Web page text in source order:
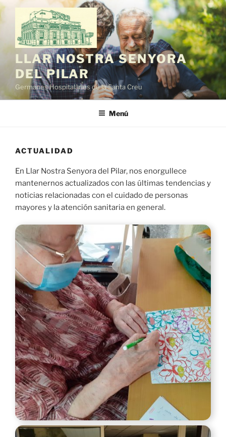
Saltar
contenido
LLAR NOSTRA SENYORA
DEL PILAR
Germanes Hospitalàries de la Santa Creu
Menú
ACTUALIDAD
En Llar Nostra Senyora del Pilar, nos enorgullece
mantenernos actualizados con las últimas tendencias y
noticias relacionadas con el cuidado de personas
mayores y la atención sanitaria en general.